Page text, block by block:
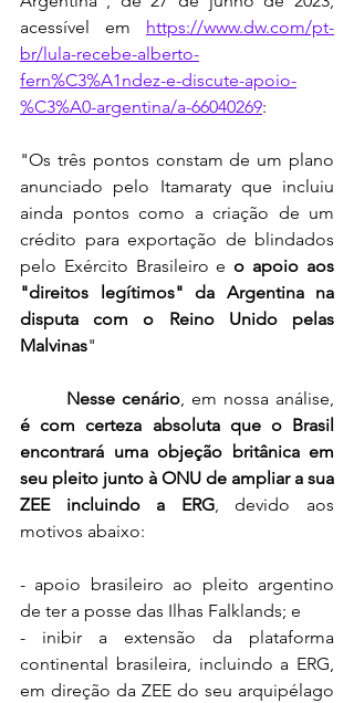
acessível em
https://www.dw.com/pt-
br/lula-recebe-alberto-
fern%C3%A1ndez-e-discute-apoio-
%C3%A0-argentina/a-66040269:
"Os três pontos constam de um plano
anunciado pelo Itamaraty que incluiu
ainda pontos como a criação de um
crédito para exportação de blindados
pelo Exército Brasileiro e o apoio aos
"direitos legítimos" da Argentina na
disputa com o Reino Unido pelas
Malvinas"
Nesse cenário
é com certeza absoluta que o Brasil
encontrará uma objeção britânica em
seu pleito junto à ONU de ampliar a sua
ZEE incluindo a ERG, devido aos
motivos abaixo:
- apoio brasileiro ao pleito argentino
de ter a posse das Ilhas Falklands; e
- inibir a extensão da plataforma
continental brasileira, incluindo a ERG,
em direção da ZEE do seu arquipélago